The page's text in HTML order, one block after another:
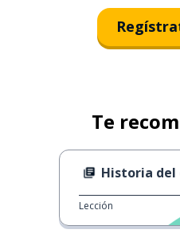
Te
Historia del
Lección